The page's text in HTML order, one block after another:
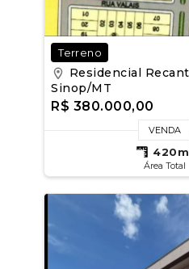
Terreno
Residencial
Sinop/MT
R$ 380.000,00
VENDA
Área Total